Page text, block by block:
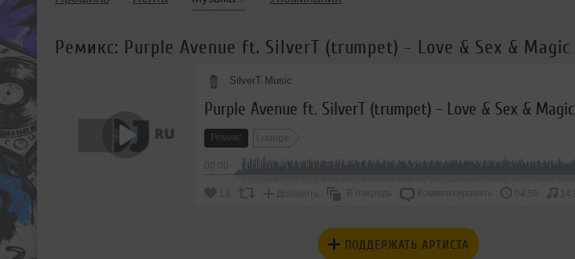
Ремикс: Purple Avenue ft. SilverT (trumpet) - Love & Sex & Magic
SilverT Music
Purple Avenue ft. SilverT (trumpet) - Love & Sex & Magic
Ремикс Lounge
13 Добавить В очередь Комментировать 04:56 143
ПОДДЕРЖАТЬ АРТИСТА